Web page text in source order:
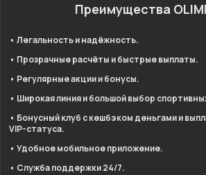
Преимущества
• Легальность и надёжность.
• Прозрачные расчёты и быстрые выплаты.
• Регулярные акции и бонусы.
• Широкая линия и большой выбор
• Бонусный клуб с кешбэком деньгами и
VIP-статуса.
• Удобное мобильное приложение.
• Служба поддержки 24/7.